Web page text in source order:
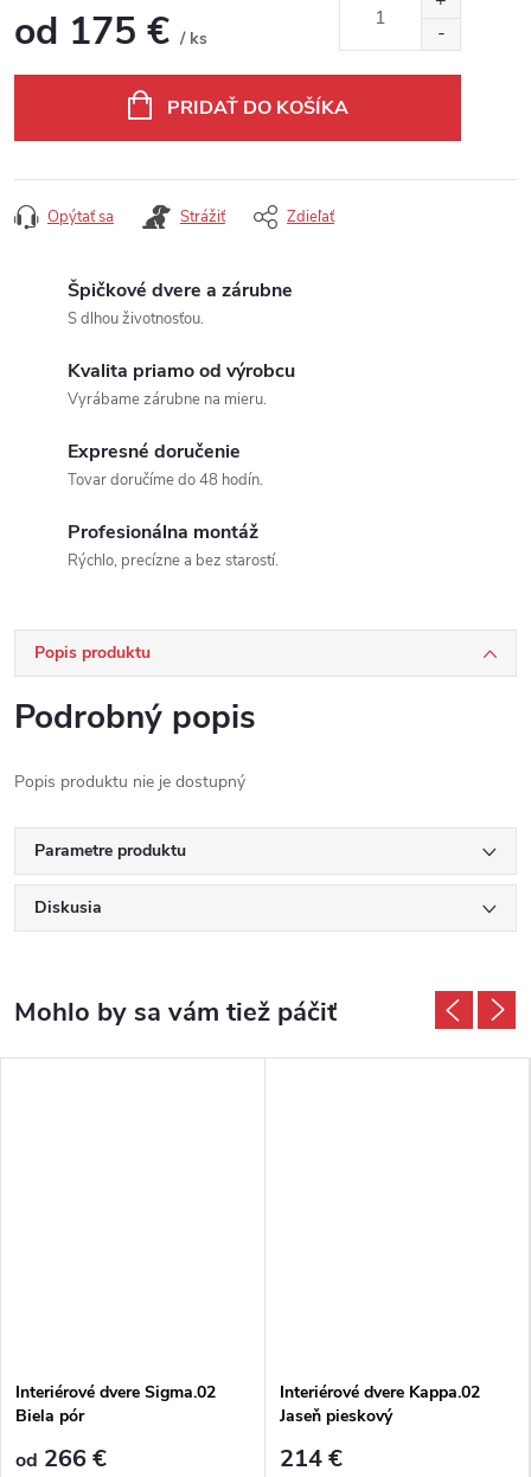
od 175 € / ks
PRIDAŤ DO KOŠÍKA
Opýtať sa Strážiť Zdieľať
Špičkové dvere a zárubne
S dlhou životnosťou.
Kvalita priamo od výrobcu
Vyrábame zárubne na mieru.
Expresné doručenie
Tovar doručíme do 48 hodín.
Profesionálna montáž
Rýchlo, precízne a bez starostí.
Popis produktu
Podrobný popis
Popis produktu nie je dostupný
Parametre produktu
Diskusia
Interiérové dvere Sigma.02
Biela pór
od 266 €
Interiérové dvere Kappa.02
Jaseň pieskový
214 €